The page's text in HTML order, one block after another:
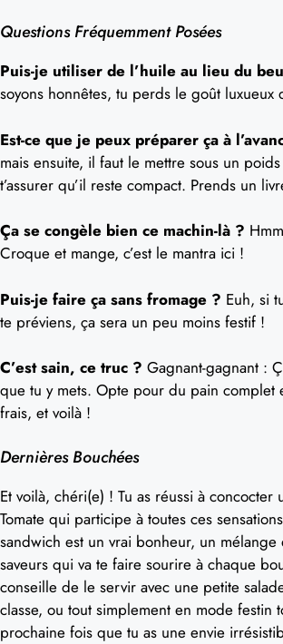
Questions Fréquemment Posées
Puis-je utiliser de l’huile au lieu du
soyons honnêtes, tu perds le goût luxueux
Est-ce que je peux préparer ça à
mais ensuite, il faut le mettre sous un
t’assurer qu’il reste compact. Prends un
Ça se congèle bien ce machin-là ?
Croque et mange, c’est le mantra ici !
Puis-je faire ça sans fromage ? Euh, si
te préviens, ça sera un peu moins festif !
C’est sain, ce truc ? Gagnant-gagnant :
que tu y mets. Opte pour du pain complet
frais, et voilà !
Dernières Bouchées
Et voilà, chéri(e) ! Tu as réussi à concocter
Tomate qui participe à toutes ces
sandwich est un vrai bonheur, un
saveurs qui va te faire sourire à chaque
conseille de le servir avec une petite
classe, ou tout simplement en mode festin
prochaine fois que tu as une envie